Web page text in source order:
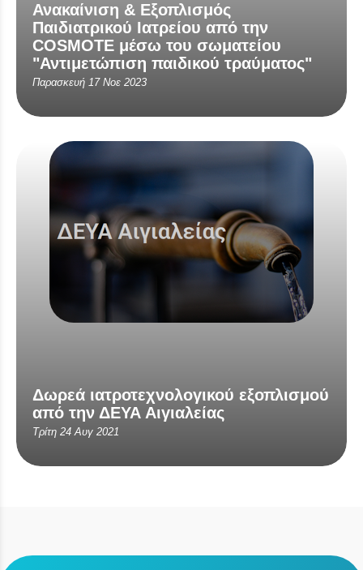
Ανακαίνιση & Εξοπλισμός
Παιδιατρικού Ιατρείου από την
COSMOTE μέσω του σωματείου
"Αντιμετώπιση παιδικού τραύματος"
Παρασκευή 17 Νοε 2023
Δωρεά ιατροτεχνολογικού εξοπλισμού
από την ΔΕΥΑ Αιγιαλείας
Τρίτη 24 Αυγ 2021